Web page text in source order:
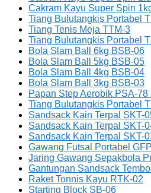
Cakram Kayu Super Spin
Tiang Bulutangkis Portabel
Tiang Tenis Meja TTM-3
Tiang Bulutangkis Portabel
Bola Slam Ball 6kg BSB-06
Bola Slam Ball 5kg BSB-05
Bola Slam Ball 4kg BSB-04
Bola Slam Ball 3kg BSB-03
Papan Step Aerobik PSA-
Tiang Bulutangkis Portabel
Sandsack Kain Terpal SKT-
Sandsack Kain Terpal SKT-
Sandsack Kain Terpal SKT-
Gawang Futsal Portabel
Jaring Gawang Sepakbola
Gantungan Sandsack
Raket Tonnis Kayu RTK-02
Starting Block SB-06